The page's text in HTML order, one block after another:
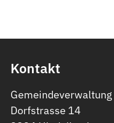
Kontakt
Dorfstrasse 14